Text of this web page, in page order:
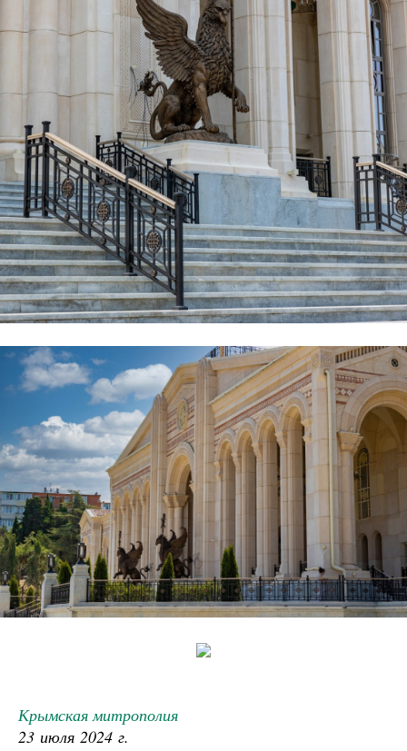
Крымская митрополия
23 июля 2024 г.